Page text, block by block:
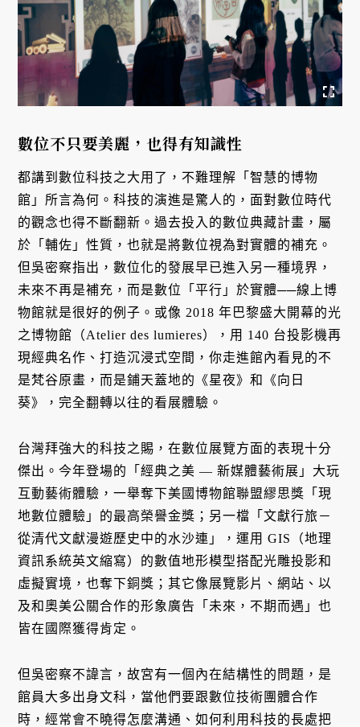
數位不只要美麗，也得有知識性
都講到數位科技之大用了，不難理解「智慧的博物
館」所言為何。科技的演進是驚人的，面對數位時代
的觀念也得不斷翻新。過去投入的數位典藏計畫，屬
於「輔佐」性質，也就是將數位視為對實體的補充。
但吳密察指出，數位化的發展早已進入另一種境界，
未來不再是補充，而是數位「平行」於實體──線上博
物館就是很好的例子。或像 2018 年巴黎盛大開幕的光
之博物館（Atelier des lumieres），用 140 台投影機再
現經典名作、打造沉浸式空間，你走進館內看見的不
是梵谷原畫，而是鋪天蓋地的《星夜》和《向日
葵》，完全翻轉以往的看展體驗。
台灣拜強大的科技之賜，在數位展覽方面的表現十分
傑出。今年登場的「經典之美 — 新媒體藝術展」大玩
互動藝術體驗，一舉奪下美國博物館聯盟繆思獎「現
地數位體驗」的最高榮譽金獎；另一檔「文獻行旅－
從清代文獻漫遊歷史中的水沙連」，運用 GIS（地理
資訊系統英文縮寫）的數值地形模型搭配光雕投影和
虛擬實境，也奪下銅獎；其它像展覽影片、網站、以
及和奧美公關合作的形象廣告「未來，不期而遇」也
皆在國際獲得肯定。
但吳密察不諱言，故宮有一個內在結構性的問題，是
館員大多出身文科，當他們要跟數位技術團體合作
時，經常會不曉得怎麼溝通、如何利用科技的長處把